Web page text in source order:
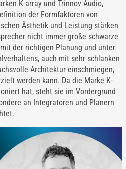
K-array und Trinnov Audio,
der Formfaktoren von
Ästhetik und Leistung stärken
nicht immer große schwarze
der richtigen Planung und unter
auch mit sehr schlanken
Architektur einschmiegen,
werden kann. Da die Marke K-
hat, steht sie im Vordergrund
an Integratoren und Planern